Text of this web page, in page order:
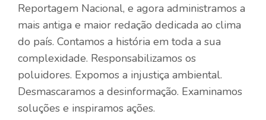
Reportagem Nacional, e agora administramos a
mais antiga e maior redação dedicada ao clima
do país. Contamos a história em toda a sua
complexidade. Responsabilizamos os
poluidores. Expomos a injustiça ambiental.
Desmascaramos a desinformação. Examinamos
soluções e inspiramos ações.